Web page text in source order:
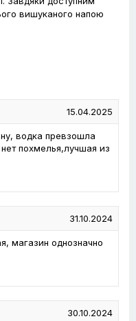
вишуканого напою
15.04.2025
водка превзошла
похмелья,лучшая из
31.10.2024
магазин однозначно
30.10.2024